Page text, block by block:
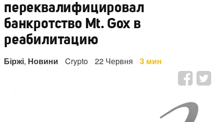
переквалифицировал
банкротство Mt. Gox в
реабилитацию
Біржі, Новини Crypto 22 Червня 3 мин